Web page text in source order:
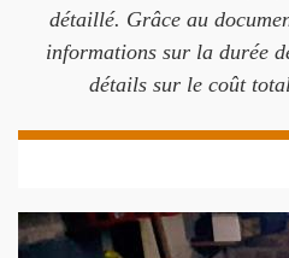
détaillé. Grâce au
informations sur la durée
détails sur le coût